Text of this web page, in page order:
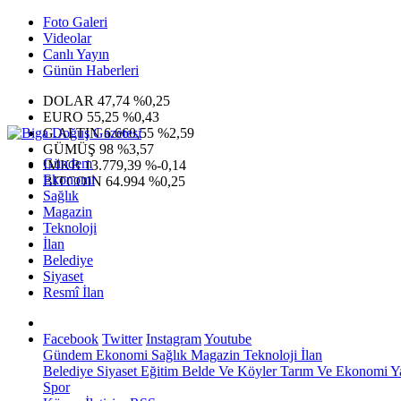
Foto Galeri
Videolar
Canlı Yayın
Günün Haberleri
DOLAR 47,74 %0,25
EURO 55,25 %0,43
G.ALTIN6.660,55 %2,59
GÜMÜŞ 98 %3,57
IMKB13.779,39 %-0,14
BITCOIN 64.994 %0,25
Gündem
Ekonomi
Sağlık
Magazin
Teknoloji
İlan
Belediye
Siyaset
Resmî İlan
Facebook Twitter InstagramYoutube
Gündem Ekonomi Sağlık Magazin Teknoloji İlan
Belediye Siyaset Eğitim Belde Ve KöylerTarım Ve Ekonomi
Spor